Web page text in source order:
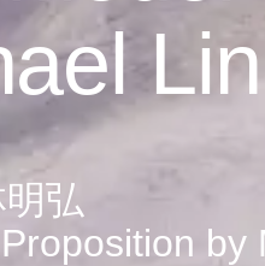
Lin
弘
by